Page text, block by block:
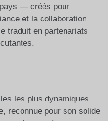
— créés pour
et la collaboration
traduit en partenariats
les plus dynamiques
reconnue pour son solide